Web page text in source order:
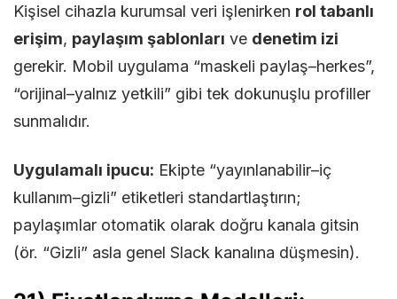
Kişisel cihazla kurumsal veri işlenirken rol tabanlı
erişim, paylaşım şablonları ve denetim izi
gerekir. Mobil uygulama “maskeli paylaş–herkes”,
“orijinal–yalnız yetkili” gibi tek dokunuşlu profiller
sunmalıdır.
Uygulamalı ipucu: Ekipte “yayınlanabilir–iç
kullanım–gizli” etiketleri standartlaştırın;
paylaşımlar otomatik olarak doğru kanala gitsin
(ör. “Gizli” asla genel Slack kanalına düşmesin).